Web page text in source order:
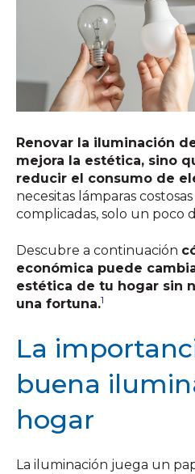
Renovar la iluminación
mejora la estética, sino
reducir el consumo de
necesitas lámparas
complicadas, solo un poco
Descubre a continuación
económica puede
estética de tu hogar sin
una fortuna.1
La
buena
hogar
La iluminación juega un